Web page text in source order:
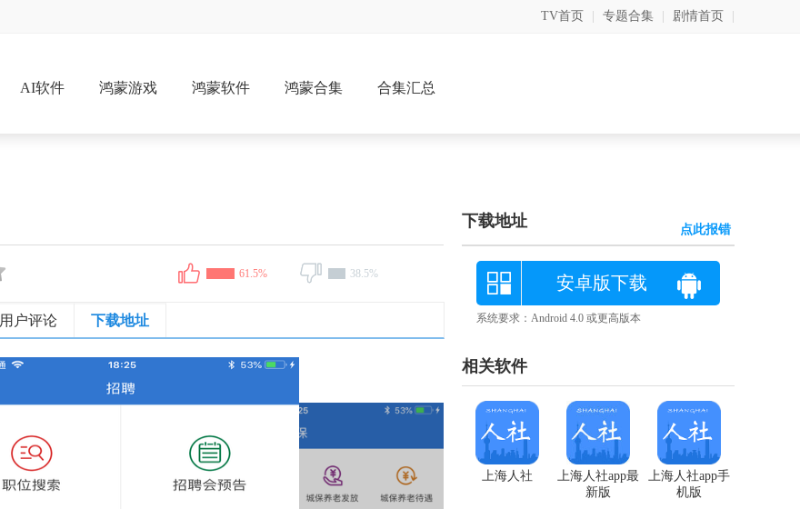
TV首页 专题合集 剧情首页
AI软件 鸿蒙游戏 鸿蒙软件 鸿蒙合集 合集汇总
61.5% 38.5%
用户评论 下载地址
下载地址 点此报错
安卓版下载
系统要求：Android 4.0 或更高版本
相关软件
上海人社app手
机版
上海人社app最
新版
上海人社